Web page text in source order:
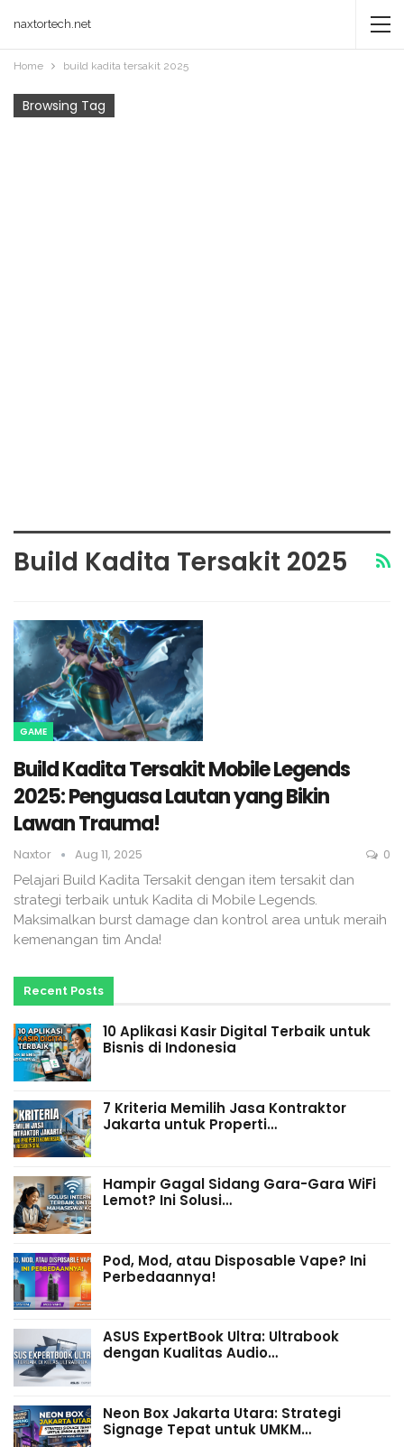
naxtortech.net
Home build kadita tersakit 2025
Browsing Tag
Build Kadita Tersakit 2025
GAME
Build Kadita Tersakit Mobile Legends
2025: Penguasa Lautan yang Bikin
Lawan Trauma!
Naxtor Aug 11, 2025 0
Pelajari Build Kadita Tersakit dengan item tersakit dan
strategi terbaik untuk Kadita di Mobile Legends.
Maksimalkan burst damage dan kontrol area untuk meraih
kemenangan tim Anda!
Recent Posts
10 Aplikasi Kasir Digital Terbaik untuk
Bisnis di Indonesia
7 Kriteria Memilih Jasa Kontraktor
Jakarta untuk Properti…
Hampir Gagal Sidang Gara-Gara WiFi
Lemot? Ini Solusi…
Pod, Mod, atau Disposable Vape? Ini
Perbedaannya!
ASUS ExpertBook Ultra: Ultrabook
dengan Kualitas Audio…
Neon Box Jakarta Utara: Strategi
Signage Tepat untuk UMKM…